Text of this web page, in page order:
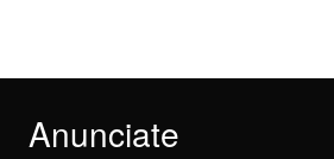
Anunciate